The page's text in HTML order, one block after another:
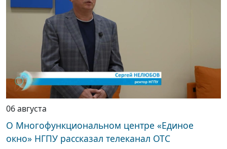
06 августа
О Многофункциональном центре «Единое
окно» НГПУ рассказал телеканал ОТС